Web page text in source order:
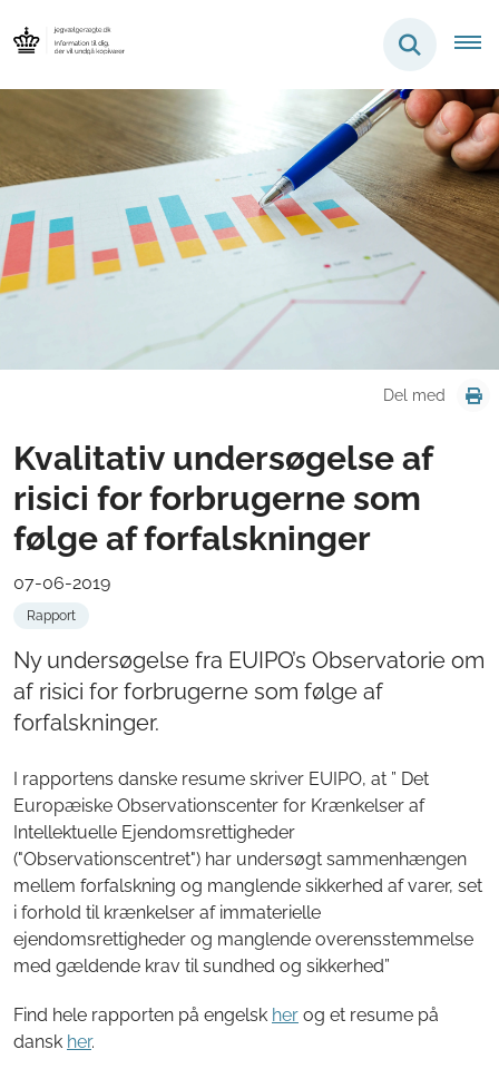
Del med
Kvalitativ undersøgelse af
risici for forbrugerne som
følge af forfalskninger
07-06-2019
Rapport
Ny undersøgelse fra EUIPO’s Observatorie om
af risici for forbrugerne som følge af
forfalskninger.
I rapportens danske resume skriver EUIPO, at ” Det
Europæiske Observationscenter for Krænkelser af
Intellektuelle Ejendomsrettigheder
("Observationscentret") har undersøgt sammenhængen
mellem forfalskning og manglende sikkerhed af varer, set
i forhold til krænkelser af immaterielle
ejendomsrettigheder og manglende overensstemmelse
med gældende krav til sundhed og sikkerhed”
Find hele rapporten på engelsk her og et resume på
dansk her.